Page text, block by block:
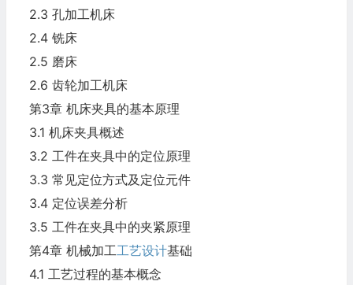
2.3 孔加工机床
2.4 铣床
2.5 磨床
2.6 齿轮加工机床
第3章 机床夹具的基本原理
3.1 机床夹具概述
3.2 工件在夹具中的定位原理
3.3 常见定位方式及定位元件
3.4 定位误差分析
3.5 工件在夹具中的夹紧原理
第4章 机械加工工艺设计基础
4.1 工艺过程的基本概念